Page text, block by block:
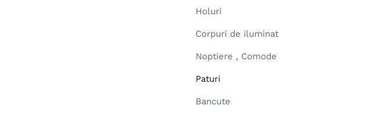
Holuri
Corpuri de iluminat
Noptiere , Comode
Paturi
Bancute